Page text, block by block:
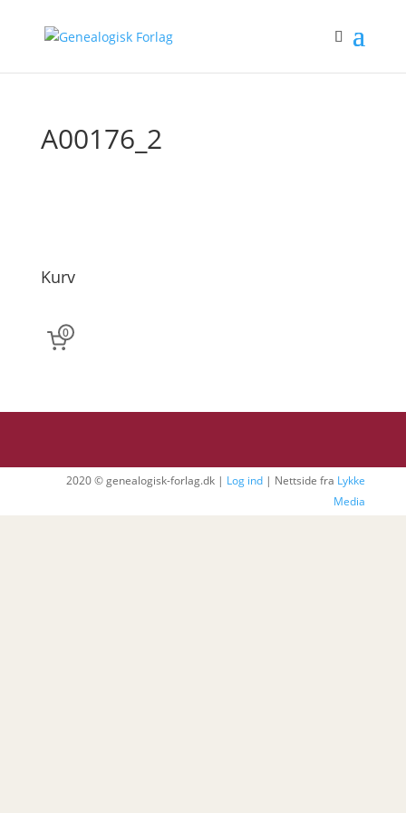
A00176_2
Kurv
0
2020 © genealogisk-forlag.dk | Log ind | Nettside fra Lykke
Media